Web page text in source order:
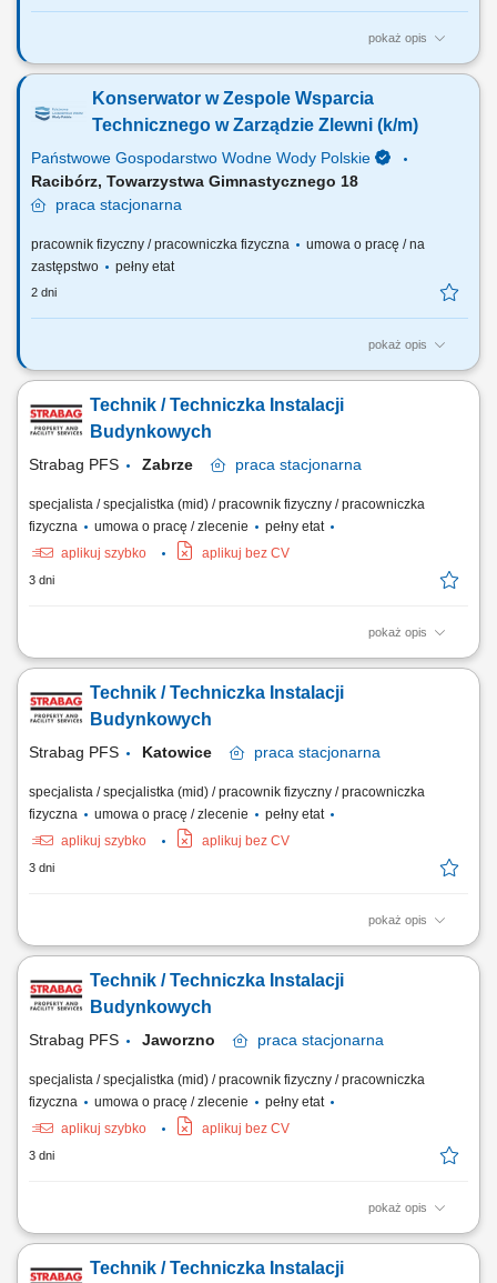
pokaż opis
Na tym stanowisku będziesz odpowiedzialny(-a) za: Wykonywanie
nieruchomości i zabezpieczanie miejsc awarii, w tym prace murarskie;
Wykonywanie prac mających na celu utrzymanie trenów zielonych;
Konserwator w Zespole Wsparcia
Technicznego w Zarządzie Zlewni (k/m)
Państwowe Gospodarstwo Wodne Wody Polskie
Racibórz, Towarzystwa Gimnastycznego 18
praca stacjonarna
pracownik fizyczny / pracowniczka fizyczna
umowa o pracę / na
zastępstwo
pełny etat
2 dni
pokaż opis
OSOBA NA TYM STANOWISKU BĘDZIE ODPOWIEDZIALNA ZA:
wodnych, obsługę urządzeń mechanicznych i elektrycznych,
konserwację i drobne naprawy tych urządzeń, prace związane z
Technik / Techniczka Instalacji
Budynkowych
Strabag PFS Zabrze praca stacjonarna
specjalista / specjalistka (mid) / pracownik fizyczny / pracowniczka
fizyczna
umowa o pracę / zlecenie
pełny etat
aplikuj szybko
aplikuj bez CV
3 dni
pokaż opis
Opis stanowiska Utrzymanie sprawności instalacji budynkowych:
przeglądy oraz konserwacja urządzeń technicznych. Usuwanie awarii i
bieżące reagowanie na zgłoszenia serwisowe. Współpraca z
Technik / Techniczka Instalacji
Budynkowych
Strabag PFS Katowice praca stacjonarna
specjalista / specjalistka (mid) / pracownik fizyczny / pracowniczka
fizyczna
umowa o pracę / zlecenie
pełny etat
aplikuj szybko
aplikuj bez CV
3 dni
pokaż opis
Opis stanowiska Utrzymanie sprawności instalacji budynkowych:
przeglądy oraz konserwacja urządzeń technicznych. Usuwanie awarii i
bieżące reagowanie na zgłoszenia serwisowe. Współpraca z
Technik / Techniczka Instalacji
Budynkowych
Strabag PFS Jaworzno praca stacjonarna
specjalista / specjalistka (mid) / pracownik fizyczny / pracowniczka
fizyczna
umowa o pracę / zlecenie
pełny etat
aplikuj szybko
aplikuj bez CV
3 dni
pokaż opis
Opis stanowiska Utrzymanie sprawności instalacji budynkowych:
przeglądy oraz konserwacja urządzeń technicznych. Usuwanie awarii i
Technik / Techniczka Instalacji